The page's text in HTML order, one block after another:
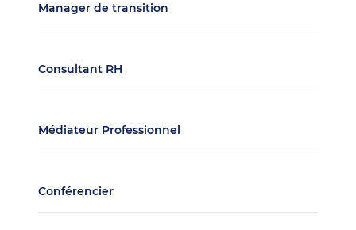
Manager de transition
Consultant RH
Médiateur Professionnel
Conférencier